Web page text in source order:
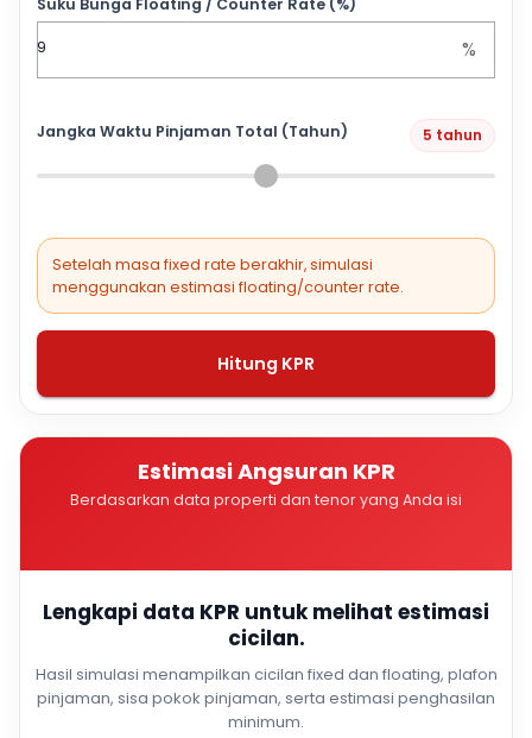
Suku Bunga Floating / Counter Rate (%)
%
Jangka Waktu Pinjaman Total (Tahun) 5 tahun
Setelah masa fixed rate berakhir, simulasi
menggunakan estimasi floating/counter rate.
Hitung KPR
Estimasi Angsuran KPR
Berdasarkan data properti dan tenor yang Anda isi
Lengkapi data KPR untuk melihat estimasi
cicilan.
Hasil simulasi menampilkan cicilan fixed dan floating, plafon
pinjaman, sisa pokok pinjaman, serta estimasi penghasilan
minimum.